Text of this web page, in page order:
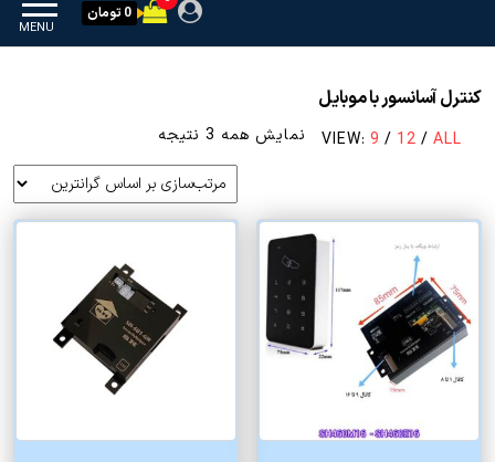
MENU
0 تومان
کنترل آسانسور با موبایل
VIEW: 9 / 12 / ALL نمایش همه 3 نتیجه
بر
اساس
قیمت:
کم